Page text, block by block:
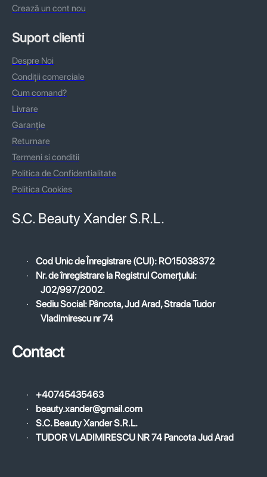
Crează un cont nou
Suport clienti
Despre Noi
Condiții comerciale
Cum comand?
Livrare
Garanție
Returnare
Termeni si conditii
Politica de Confidentialitate
Politica Cookies
S.C. Beauty Xander S.R.L.
·
Cod Unic de Înregistrare (CUI): RO15038372
·
Nr. de înregistrare la Registrul Comerțului:
J02/997/2002.
·
Sediu Social: Pâncota, Jud Arad, Strada Tudor
Vladimirescu nr 74
Contact
·
+40745435463
·
beauty.xander@gmail.com
·
S.C. Beauty Xander S.R.L.
·
TUDOR VLADIMIRESCU NR 74 Pancota Jud Arad